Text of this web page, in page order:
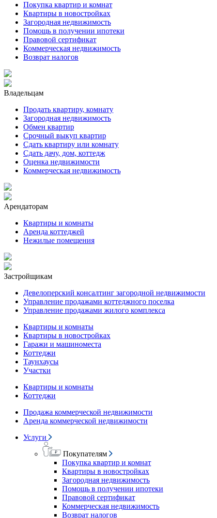
Покупка квартир и комнат
Квартиры в новостройках
Загородная недвижимость
Помощь в получении ипотеки
Правовой сертификат
Коммерческая недвижимость
Возврат налогов
Владельцам
Продать квартиру, комнату
Загородная недвижимость
Обмен квартир
Срочный выкуп квартир
Сдать квартиру или комнату
Сдать дачу, дом, коттедж
Оценка недвижимости
Коммерческая недвижимость
Арендаторам
Квартиры и комнаты
Аренда коттеджей
Нежилые помещения
Застройщикам
Девелоперский консалтинг загородной недвижимости
Управление продажами коттеджного поселка
Управление продажами жилого комплекса
Квартиры и комнаты
Квартиры в новостройках
Гаражи и машиноместа
Коттеджи
Таунхаусы
Участки
Квартиры и комнаты
Коттеджи
Продажа коммерческой недвижимости
Аренда коммерческой недвижимости
Услуги
Покупателям
Покупка квартир и комнат
Квартиры в новостройках
Загородная недвижимость
Помощь в получении ипотеки
Правовой сертификат
Коммерческая недвижимость
Возврат налогов